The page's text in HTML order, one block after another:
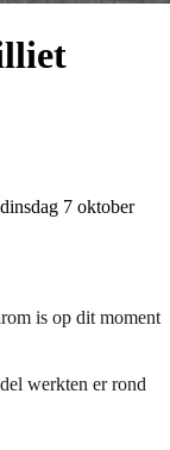
7 oktober
is op dit moment
werkten er rond